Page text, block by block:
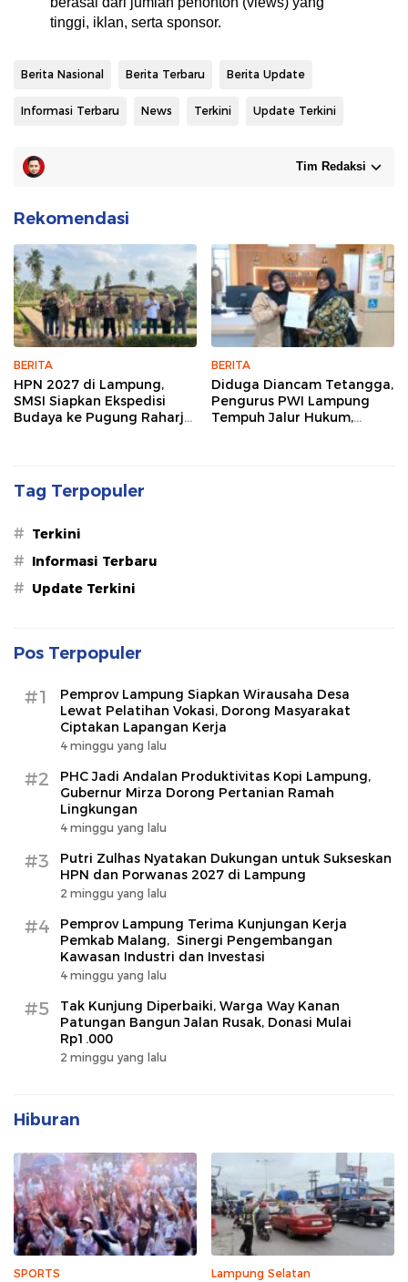
tinggi, iklan, serta sponsor.
Berita Nasional Berita Terbaru Berita Update
Informasi Terbaru News Terkini Update Terkini
Tim Redaksi
Rekomendasi
BERITA
HPN 2027 di Lampung,
SMSI Siapkan Ekspedisi
Budaya ke Pugung Raharjo
BERITA
Diduga Diancam Tetangga,
Pengurus PWI Lampung
Tempuh Jalur Hukum,
Tag Terpopuler
# Terkini
# Informasi Terbaru
# Update Terkini
Pos Terpopuler
#1
Pemprov Lampung Siapkan Wirausaha Desa
Lewat Pelatihan Vokasi, Dorong Masyarakat
Ciptakan Lapangan Kerja
4 minggu yang lalu
#2
PHC Jadi Andalan Produktivitas Kopi Lampung,
Gubernur Mirza Dorong Pertanian Ramah
Lingkungan
4 minggu yang lalu
#3
Putri Zulhas Nyatakan Dukungan untuk Sukseskan
HPN dan Porwanas 2027 di Lampung
2 minggu yang lalu
#4
Pemprov Lampung Terima Kunjungan Kerja
Pemkab Malang, Sinergi Pengembangan
Kawasan Industri dan Investasi
4 minggu yang lalu
#5
Tak Kunjung Diperbaiki, Warga Way Kanan
Patungan Bangun Jalan Rusak, Donasi Mulai
Rp1.000
2 minggu yang lalu
Hiburan
SPORTS Lampung Selatan